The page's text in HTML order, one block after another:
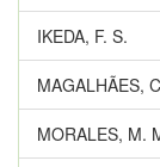
IKEDA, F. S.
MAGALHÃES,
MORALES, M.